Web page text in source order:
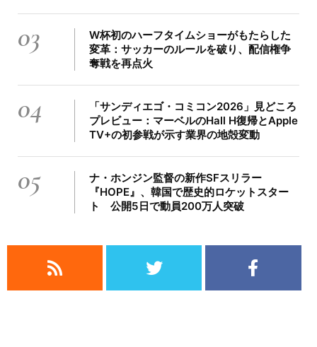
03
W杯初のハーフタイムショーがもたらした
変革：サッカーのルールを破り、配信権争
奪戦を再点火
04
「サンディエゴ・コミコン2026」見どころ
プレビュー：マーベルのHall H復帰とApple
TV+の初参戦が示す業界の地殻変動
05
ナ・ホンジン監督の新作SFスリラー
『HOPE』、韓国で歴史的ロケットスター
ト 公開5日で動員200万人突破